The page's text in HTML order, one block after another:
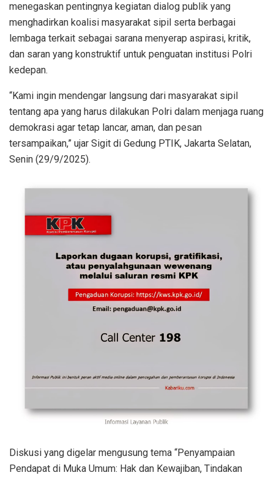
menegaskan pentingnya kegiatan dialog publik yang
menghadirkan koalisi masyarakat sipil serta berbagai
lembaga terkait sebagai sarana menyerap aspirasi, kritik,
dan saran yang konstruktif untuk penguatan institusi Polri
kedepan.
“Kami ingin mendengar langsung dari masyarakat sipil
tentang apa yang harus dilakukan Polri dalam menjaga ruang
demokrasi agar tetap lancar, aman, dan pesan
tersampaikan,” ujar Sigit di Gedung PTIK, Jakarta Selatan,
Senin (29/9/2025).
Diskusi yang digelar mengusung tema “Penyampaian
Pendapat di Muka Umum: Hak dan Kewajiban, Tindakan